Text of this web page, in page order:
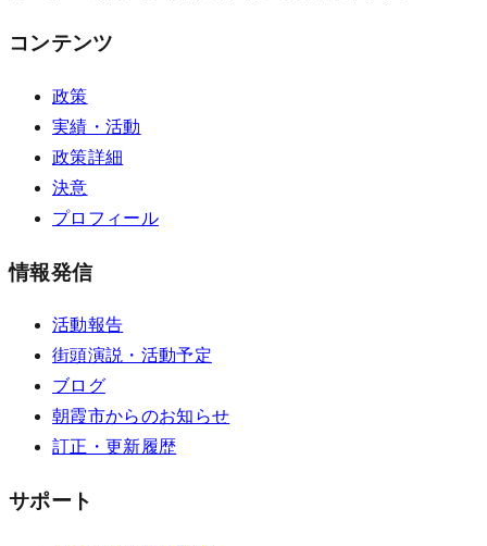
コンテンツ
政策
実績・活動
政策詳細
決意
プロフィール
情報発信
活動報告
街頭演説・活動予定
ブログ
朝霞市からのお知らせ
訂正・更新履歴
サポート